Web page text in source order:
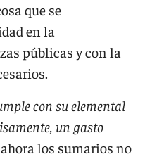
que se
en la
públicas y con la
con su elemental
un gasto
ahora los sumarios no